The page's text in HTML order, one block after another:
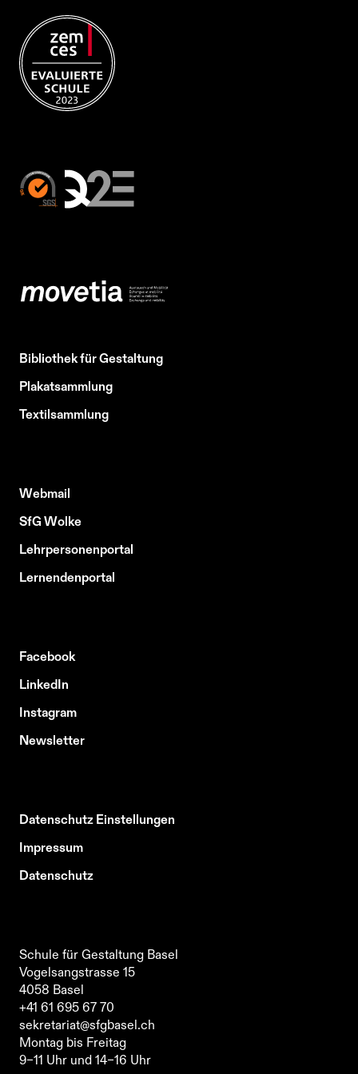
Schule für Gestaltung Basel
Vogelsangstrasse 15
+41 61 695 67 70
sekretariat@sfgbasel.ch
Bibliothek für Gestaltung
Plakatsammlung
Textilsammlung
Webmail
SfG Wolke
Lehrpersonenportal
Lernendenportal
Facebook
LinkedIn
Instagram
Newsletter
Datenschutz Einstellungen
Impressum
Datenschutz
Schule für Gestaltung Basel
Vogelsangstrasse 15
4058 Basel
+41 61 695 67 70
sekretariat@sfgbasel.ch
Montag bis Freitag
9–11 Uhr und 14–16 Uhr